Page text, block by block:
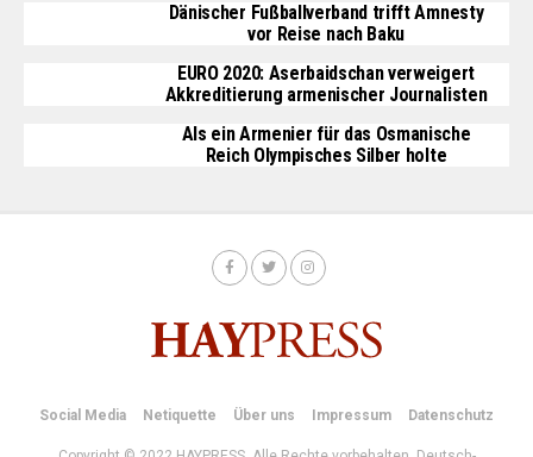
Dänischer Fußballverband trifft Amnesty
vor Reise nach Baku
EURO 2020: Aserbaidschan verweigert
Akkreditierung armenischer Journalisten
Als ein Armenier für das Osmanische
Reich Olympisches Silber holte
Social Media Netiquette Über uns Impressum Datenschutz